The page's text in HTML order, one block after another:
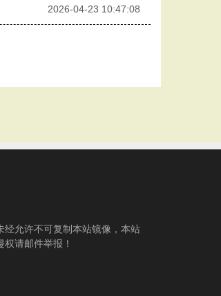
2026-04-23 10:47:08
经允许不可复制本站镜像，本站
请邮件举报！